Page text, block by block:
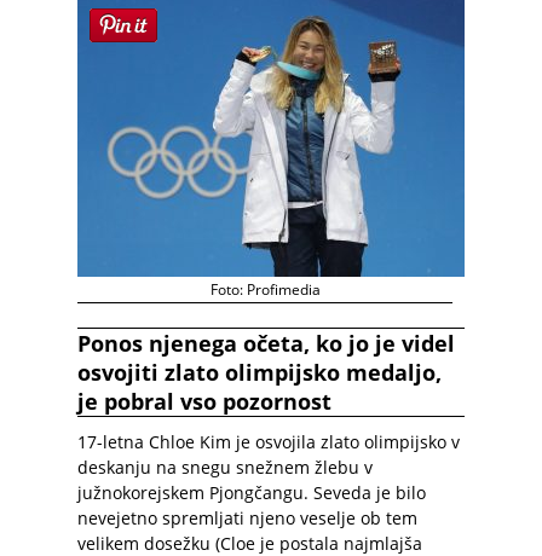
Foto: Profimedia
Ponos njenega očeta, ko jo je videl
osvojiti zlato olimpijsko medaljo,
je pobral vso pozornost
17-letna Chloe Kim je osvojila zlato olimpijsko v
deskanju na snegu snežnem žlebu v
južnokorejskem Pjongčangu. Seveda je bilo
nevejetno spremljati njeno veselje ob tem
velikem dosežku (Cloe je postala najmlajša